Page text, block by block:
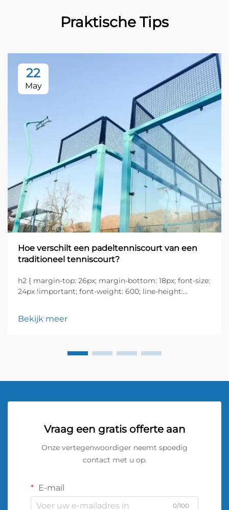
Praktische Tips
22
May
Hoe verschilt een padeltenniscourt van een
traditioneel tenniscourt?
h2 { margin-top: 26px; margin-bottom: 18px; font-size:
24px !important; font-weight: 600; line-height:
height: ...}
Bekijk meer
Vraag een gratis offerte aan
Onze vertegenwoordiger neemt spoedig
contact met u op.
E-mail
0/100